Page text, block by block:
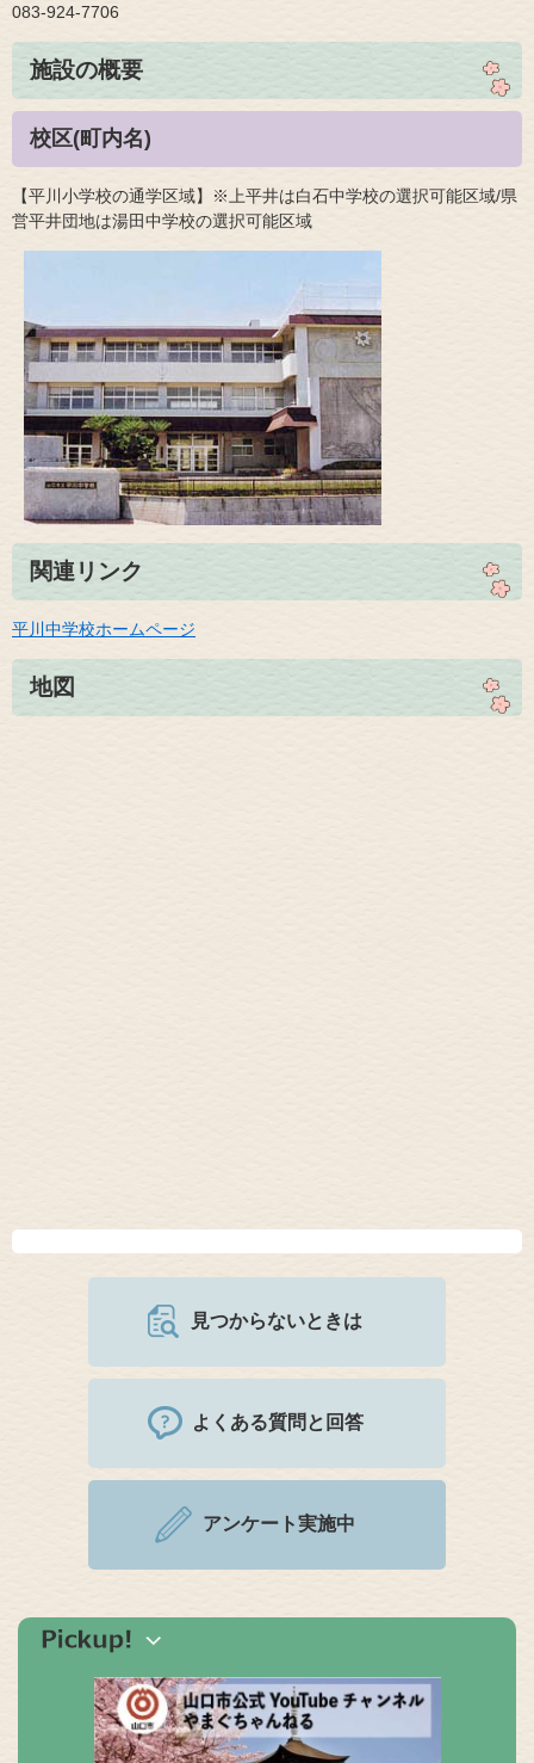
083-924-7706
施設の概要
校区(町内名)
【平川小学校の通学区域】※上平井は白石中学校の選択可能区域/県
営平井団地は湯田中学校の選択可能区域
関連リンク
平川中学校ホームページ
地図
見つからないときは
よくある質問と回答
アンケート実施中